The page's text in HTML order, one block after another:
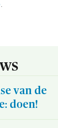
.
van de
doen!